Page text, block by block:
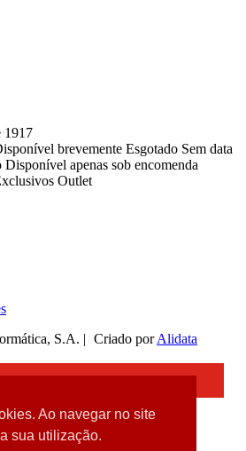
Ao navegar no site
sua utilização.
1917
brevemente Esgotado Sem data
Disponível apenas sob encomenda
Outlet
S.A. | Criado porAlidata